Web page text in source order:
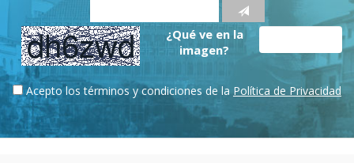
¿Qué ve en la
imagen?
Acepto los términos y condiciones de la Política de Privacidad